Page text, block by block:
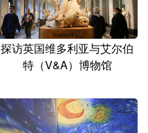
探访英国维多利亚与艾尔伯
特（V&A）博物馆